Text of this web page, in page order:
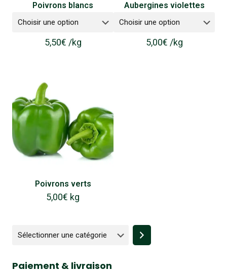
Poivrons blancs
5,50€ /kg
Aubergines violettes
5,00€ /kg
Poivrons verts
5,00€ kg
Sélectionner
une
Paiement & livraison